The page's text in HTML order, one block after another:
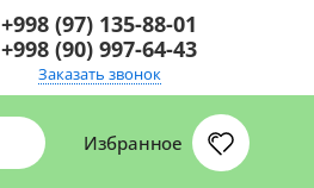
+998 (97) 135-88-01
+998 (90) 997-64-43
Заказать звонок
Избранное